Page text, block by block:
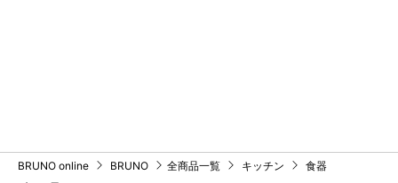
BRUNO online BRUNO 全商品一覧 キッチン
食器